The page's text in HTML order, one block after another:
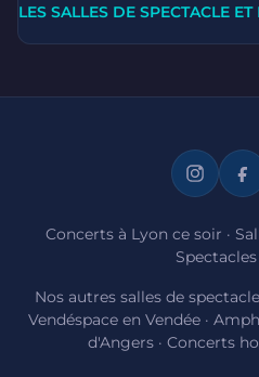
LES SALLES DE SPECTACLE
Concerts à Lyon ce soir ·
Nos autres salles de
Vendéspace en Vendée·
d'Angers · Concerts